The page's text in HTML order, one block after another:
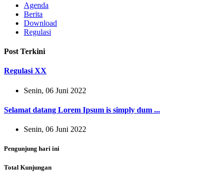
Agenda
Berita
Download
Regulasi
Post Terkini
Regulasi XX
Senin, 06 Juni 2022
Selamat datang Lorem Ipsum is simply dum ...
Senin, 06 Juni 2022
Pengunjung hari ini
Total Kunjungan